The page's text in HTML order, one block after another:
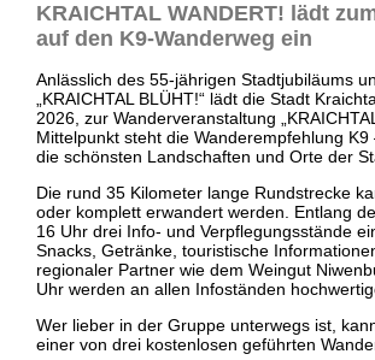
KRAICHTAL WANDERT! lädt
auf den K9-Wanderweg ein
Anlässlich des 55-jährigen Stadtjubiläums
„KRAICHTAL BLÜHT!“ lädt die Stadt
2026, zur Wanderveranstaltung
Mittelpunkt steht die Wanderempfehlung
die schönsten Landschaften und Orte der
Die rund 35 Kilometer lange Rundstrecke
oder komplett erwandert werden. Entlang
16 Uhr drei Info- und Verpflegungsstände
Snacks, Getränke, touristische
regionaler Partner wie dem Weingut
Uhr werden an allen Infoständen
Wer lieber in der Gruppe unterwegs ist,
einer von drei kostenlosen geführten